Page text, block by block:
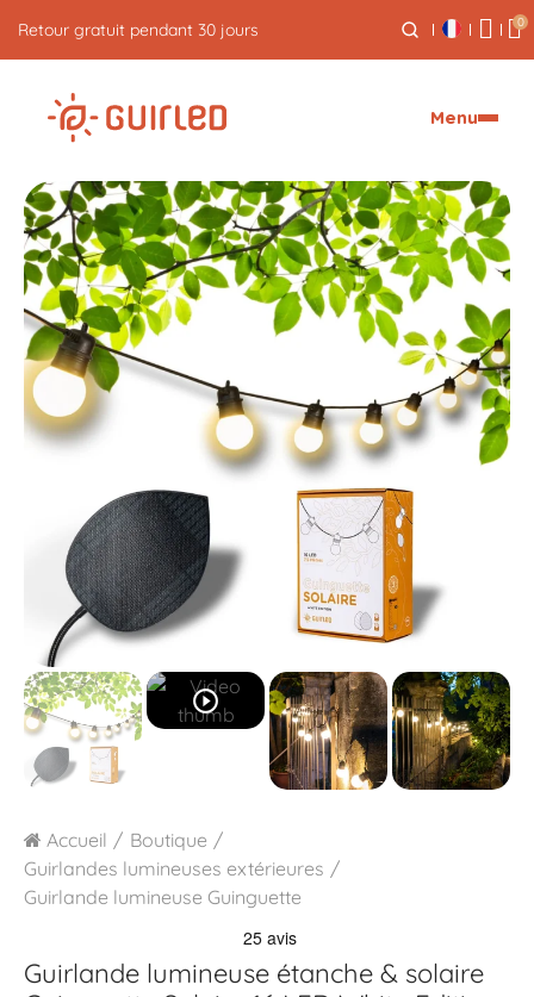
Livraison express offerte dès 59€ 0
Menu
play_circle_outline
Accueil
Boutique
Guirlandes lumineuses extérieures
Guirlande lumineuse Guinguette
Guirlande lumineuse étanche & solaire